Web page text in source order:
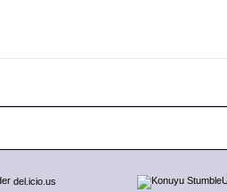
del.icio.us